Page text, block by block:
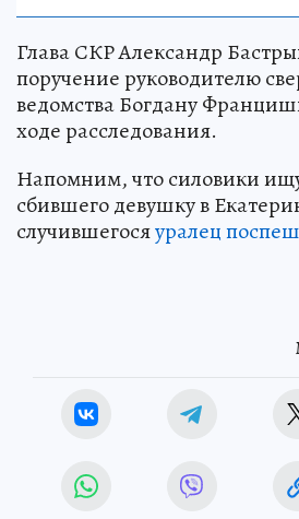
Глава СКР Александр
поручение руководителю
ведомства Богдану
ходе расследования.
Напомним, что силовики
сбившего девушку в
случившегосяуралец